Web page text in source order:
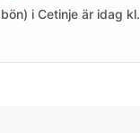
i Cetinje är idag kl.